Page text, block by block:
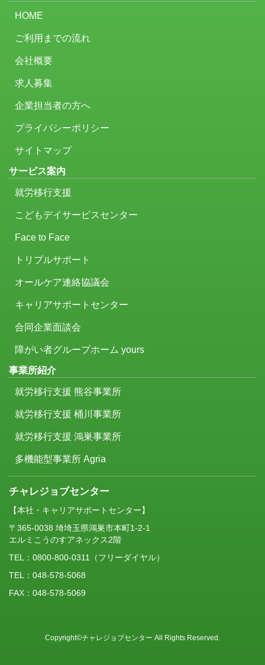
HOME
ご利用までの流れ
会社概要
求人募集
企業担当者の方へ
プライバシーポリシー
サイトマップ
サービス案内
就労移行支援
こどもデイサービスセンター
Face to Face
トリプルサポート
オールケア連絡協議会
キャリアサポートセンター
合同企業面談会
障がい者グループホーム yours
事業所紹介
就労移行支援 熊谷事業所
就労移行支援 桶川事業所
就労移行支援 鴻巣事業所
多機能型事業所 Agria
チャレジョブセンター
【本社・キャリアサポートセンター】
〒365-0038 埼埼玉県鴻巣市本町1-2-1
エルミこうのすアネックス2階
TEL： 0800-800-0311
（フリーダイヤル）
TEL：048-578-5068
FAX：048-578-5069
Copyright©チャレジョブセンター All Rights Reserved.